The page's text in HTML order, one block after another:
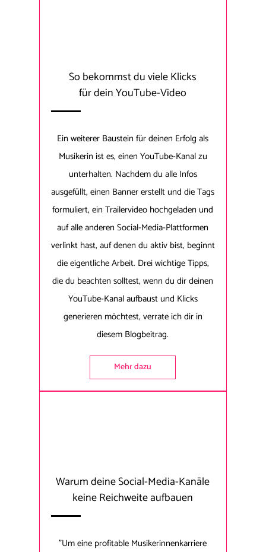
So bekommst du viele Klicks
für dein YouTube-Video
Ein weiterer Baustein für deinen Erfolg als
Musikerin ist es, einen YouTube-Kanal zu
unterhalten. Nachdem du alle Infos
ausgefüllt, einen Banner erstellt und die Tags
formuliert, ein Trailervideo hochgeladen und
auf alle anderen Social-Media-Plattformen
verlinkt hast, auf denen du aktiv bist, beginnt
die eigentliche Arbeit. Drei wichtige Tipps,
die du beachten solltest, wenn du dir deinen
YouTube-Kanal aufbaust und Klicks
generieren möchtest, verrate ich dir in
diesem Blogbeitrag.
Mehr dazu
Warum deine Social-Media-Kanäle
keine Reichweite aufbauen
"Um eine profitable Musikerinnenkarriere